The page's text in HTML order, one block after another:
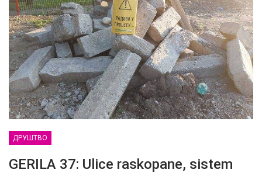
ДРУШТВО
GERILA 37: Ulice raskopane, sistem